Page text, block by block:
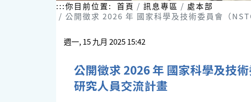
:::你目前位置: 首頁 訊息專區
處本部
公開徵求 2026 年 國家科學及技術委員會（
週一, 15 九月 2025 15:42
公開徵求 2026 年 國家科學及技
研究人員交流計畫